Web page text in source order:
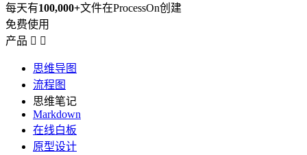
每天有100,000+文件在ProcessOn创建
免费使用
产品  
思维导图
流程图
思维笔记
Markdown
在线白板
原型设计